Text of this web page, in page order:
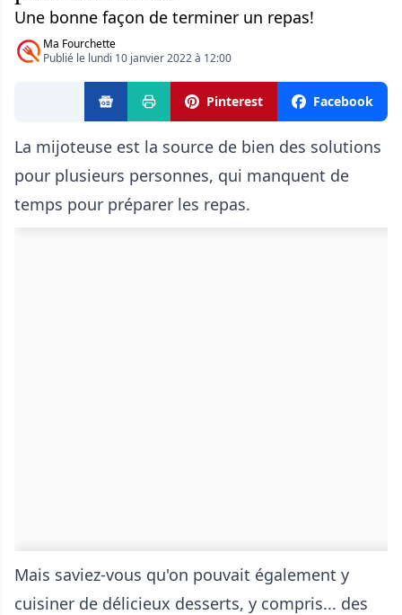
Une bonne façon de terminer un repas!
Ma Fourchette
Publié le lundi 10 janvier 2022 à 12:00
Pinterest Facebook
La mijoteuse est la source de bien des solutions
pour plusieurs personnes, qui manquent de
temps pour préparer les repas.
Mais saviez-vous qu'on pouvait également y
cuisiner de délicieux desserts, y compris... des